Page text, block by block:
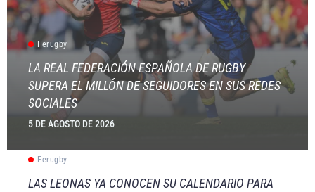
Ferugby
LA REAL FEDERACIÓN ESPAÑOLA DE RUGBY
SUPERA EL MILLÓN DE SEGUIDORES EN SUS REDES
SOCIALES
5 DE AGOSTO DE 2026
Ferugby
LAS LEONAS YA CONOCEN SU CALENDARIO PARA